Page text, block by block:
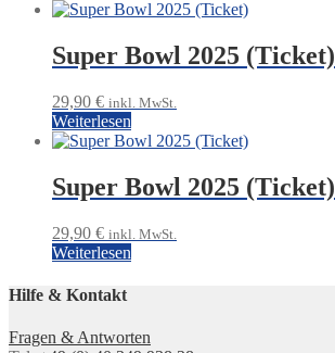
Super Bowl 2025 (Ticket)
29,90 € inkl. MwSt.
Weiterlesen
Super Bowl 2025 (Ticket)
29,90 € inkl. MwSt.
Weiterlesen
Hilfe & Kontakt
Fragen & Antworten